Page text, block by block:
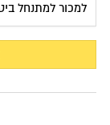
למכור למתנחל